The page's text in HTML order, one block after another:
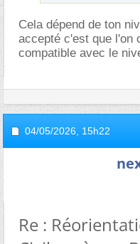
Cela dépend de ton
accepté c'est que l'on
compatible avec le
04/05/2026, 15h22
Re :